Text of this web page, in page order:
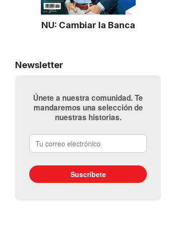
NU: Cambiar la Banca
Newsletter
Únete a nuestra comunidad. Te
mandaremos una selección de
nuestras historias.